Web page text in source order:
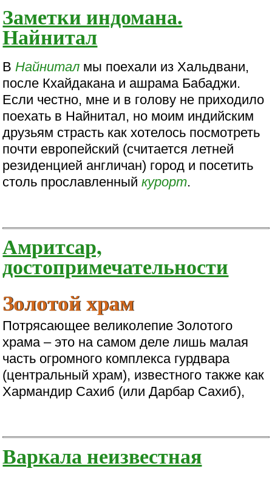
Заметки индомана.
Найнитал
ВНайнитал мы поехали из Хальдвани,
после Кхайдакана и ашрама Бабаджи.
Если честно, мне и в голову не приходило
поехать в Найнитал, но моим индийским
друзьям страсть как хотелось посмотреть
почти европейский (считается летней
резиденцией англичан) город и посетить
столь прославленныйкурорт.
Амритсар,
достопримечательности
Золотой храм
Потрясающее великолепие Золотого
храма – это на самом деле лишь малая
часть огромного комплекса гурдвара
(центральный храм), известного также как
Хармандир Сахиб (или Дарбар Сахиб),
Варкала неизвестная